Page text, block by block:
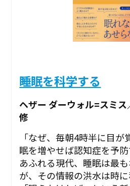
睡眠を科学する
ヘザー ダーウォル=スミ
修
「なぜ、毎朝4時半に目
眠を増やせば認知症を予
あふれる現代、睡眠は最
が、その情報の洪水は時に